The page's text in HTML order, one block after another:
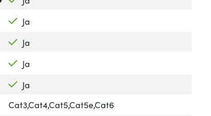
Ja
Ja
Ja
Ja
Cat3,Cat4,Cat5,Cat5e,Cat6